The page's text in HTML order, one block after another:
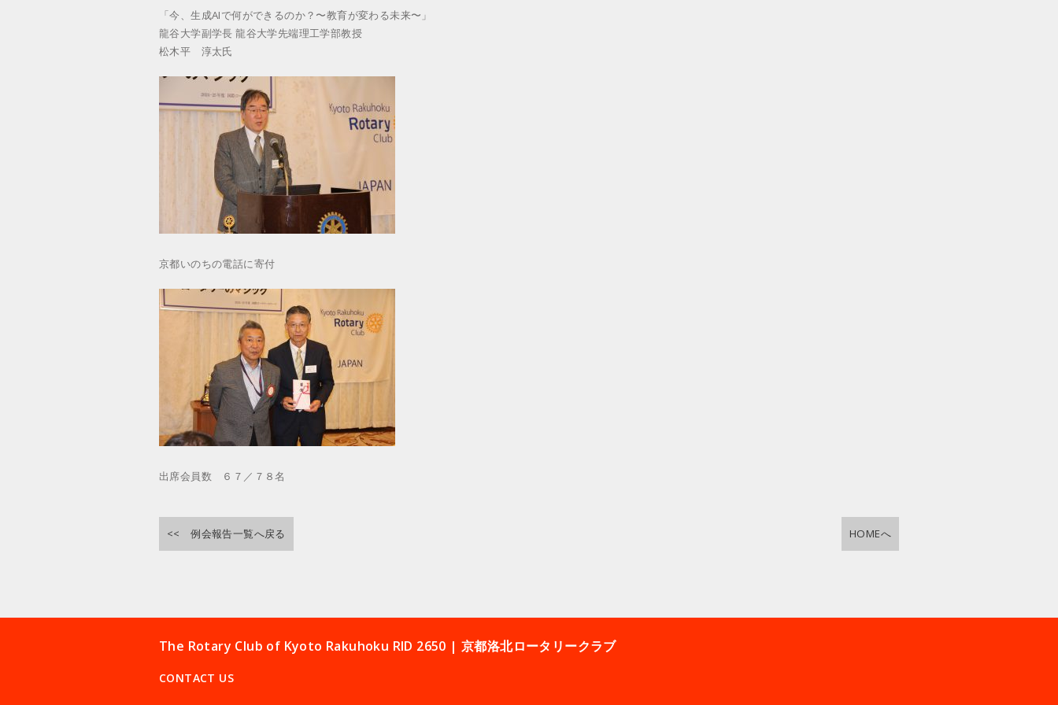
「今、生成AIで何ができるのか？〜教育が変わる未来〜」
龍谷大学副学長 龍谷大学先端理工学部教授
松木平 淳太氏
京都いのちの電話に寄付
出席会員数 ６７／７８名
<< 例会報告一覧へ戻る HOMEへ
The Rotary Club of Kyoto Rakuhoku RID 2650 | 京都洛北ロータリークラブ
CONTACT US